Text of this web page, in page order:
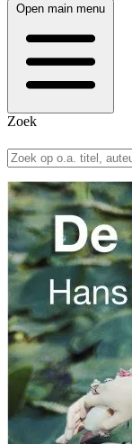
Open main menu
Zoek